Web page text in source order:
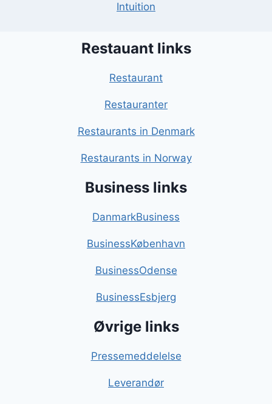
Intuition
Restauant links
Restaurant
Restauranter
Restaurants in Denmark
Restaurants in Norway
Business links
DanmarkBusiness
BusinessKøbenhavn
BusinessOdense
BusinessEsbjerg
Øvrige links
Pressemeddelelse
Leverandør